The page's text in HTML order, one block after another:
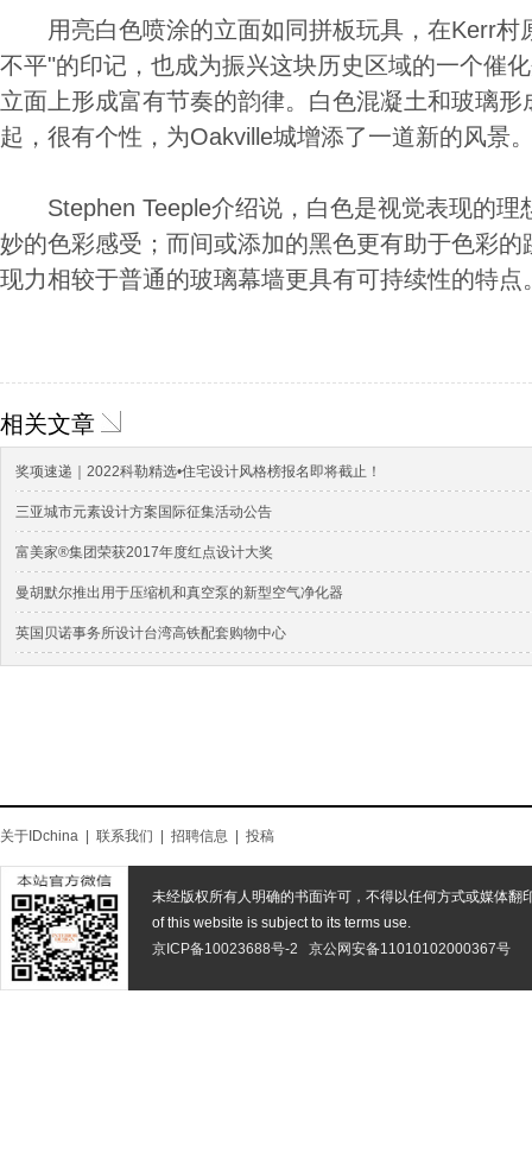
用亮白色喷涂的立面如同拼板玩具，在Kerr村
不平"的印记，也成为振兴这块历史区域的一个催
立面上形成富有节奏的韵律。白色混凝土和玻璃
起，很有个性，为Oakville城增添了一道新的风景
Stephen Teeple介绍说，白色是视觉表现的理
妙的色彩感受；而间或添加的黑色更有助于色彩
现力相较于普通的玻璃幕墙更具有可持续性的特点
相关文章
奖项速递｜2022科勒精选•住宅设计风格榜报名即将截止！
三亚城市元素设计方案国际征集活动公告
富美家®集团荣获2017年度红点设计大奖
曼胡默尔推出用于压缩机和真空泵的新型空气净化器
英国贝诺事务所设计台湾高铁配套购物中心
关于IDchina 联系我们 招聘信息 投稿
未经版权所有人明确的书面许可，不得以任何方式或媒体翻
of this website is subject to its terms use.
京ICP备10023688号-2
京公网安备11010102000367号